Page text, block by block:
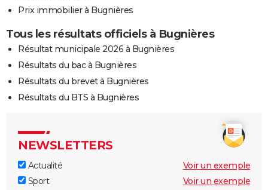
Prix immobilier à Bugnières
Tous les résultats officiels à Bugnières
Résultat municipale 2026 à Bugnières
Résultats du bac à Bugnières
Résultats du brevet à Bugnières
Résultats du BTS à Bugnières
NEWSLETTERS
Actualité
Voir un exemple
Sport
Voir un exemple